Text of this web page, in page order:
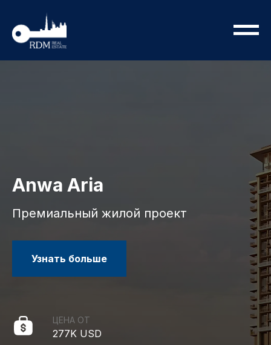
Anwa Aria
Премиальный жилой проект
Узнать больше
ЦЕНА ОТ
277K USD